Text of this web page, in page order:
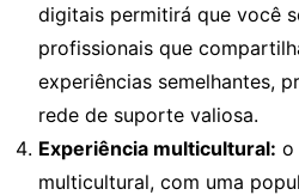
digitais permitirá que você
profissionais que
experiências semelhantes,
rede de suporte valiosa.
Experiência multicultural: o
multicultural, com uma